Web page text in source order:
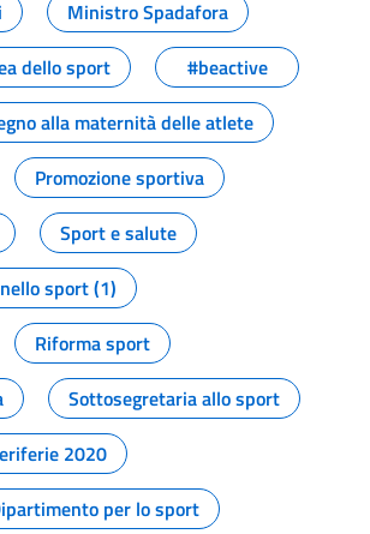
Ministro Spadafora
dello sport
#beactive
alla maternità delle atlete
Promozione sportiva
Sport e salute
sport (1)
Riforma sport
Sottosegretaria allo sport
2020
per lo sport